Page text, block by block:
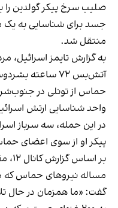
صلیب سرخ پیکر گولدین را
جسد برای شناسایی به یک
منتقل شد.
آتش‌بس ۷۲ ساعته
حماس از تونلی در
واحد شناسایی ارتش
در این حمله، سه سرباز
پیکر او از سوی اعضای
بر
مساله نیروهای حماس که
گفت: «ما همزمان در حال